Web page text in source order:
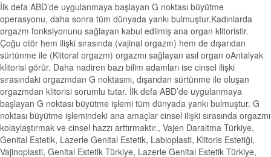
İlk defa ABD’de uygulanmaya başlayan G noktası büyütme
operasyonu, daha sonra tüm dünyada yankı bulmuştur.Kadınlarda
orgazm fonksiyonunu sağlayan kabul edilmiş ana organ klitoristir.
Çoğu otör hem ilişki sırasında (vajinal orgazm) hem de dışarıdan
sürtünme ile (Klitoral orgazm) orgazmı sağlayan asıl organ oAntalyak
klitorisi görür. Daha nadiren bazı bilim adamları ise cinsel ilişki
sırasındaki orgazmdan G noktasını, dışarıdan sürtünme ile oluşan
orgazmdan klitorisi sorumlu tutar. İlk defa ABD’de uygulanmaya
başlayan G noktası büyütme işlemi tüm dünyada yankı bulmuştur. G
noktası büyütme işlemindeki ana amaçlar cinsel ilişki sırasında orgazmı
kolaylaştırmak ve cinsel hazzı arttırmaktır., Vajen Daraltma Türkiye,
Genital Estetik, Lazerle Genital Estetik, Labioplasti, Klitoris Estetiği,
Vajinoplasti, Genital Estetik Türkiye, Lazerle Genital Estetik Türkiye,